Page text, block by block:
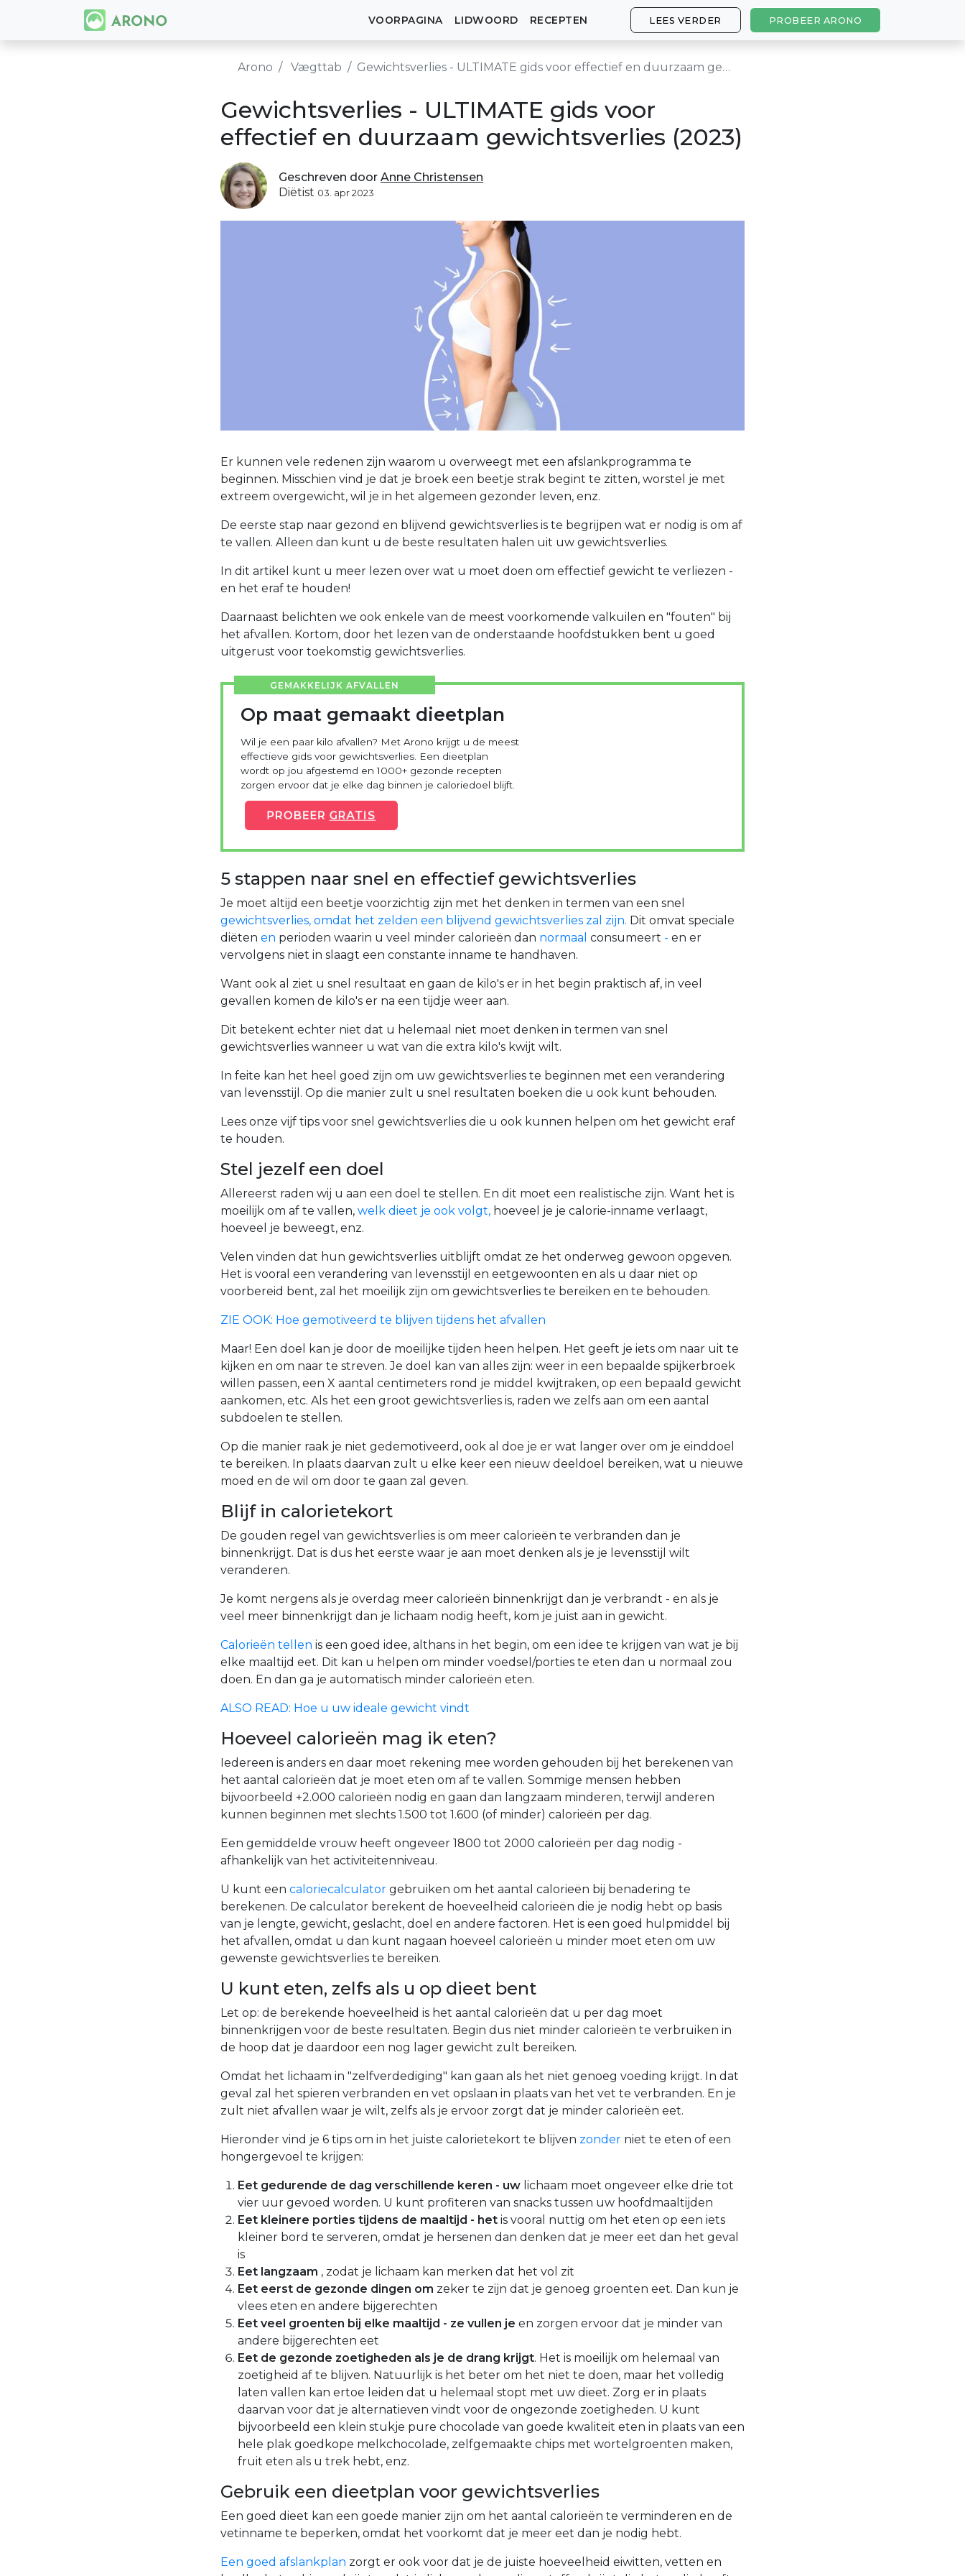
VOORPAGINA LIDWOORD RECEPTEN LEES VERDER PROBEER ARONO
Arono Vægttab Gewichtsverlies - ULTIMATE gids voor effectief en duurzaam gewichtsverlies (2023)
Gewichtsverlies - ULTIMATE gids voor
effectief en duurzaam gewichtsverlies (2023)
Geschreven door Anne Christensen
Diëtist 03. apr 2023
Er kunnen vele redenen zijn waarom u overweegt met een afslankprogramma te
beginnen. Misschien vind je dat je broek een beetje strak begint te zitten, worstel je met
extreem overgewicht, wil je in het algemeen gezonder leven, enz.
De eerste stap naar gezond en blijvend gewichtsverlies is te begrijpen wat er nodig is om af
te vallen. Alleen dan kunt u de beste resultaten halen uit uw gewichtsverlies.
In dit artikel kunt u meer lezen over wat u moet doen om effectief gewicht te verliezen -
en het eraf te houden!
Daarnaast belichten we ook enkele van de meest voorkomende valkuilen en "fouten" bij
het afvallen. Kortom, door het lezen van de onderstaande hoofdstukken bent u goed
uitgerust voor toekomstig gewichtsverlies.
GEMAKKELIJK AFVALLEN
Op maat gemaakt dieetplan
Wil je een paar kilo afvallen? Met Arono krijgt u de meest
effectieve gids voor gewichtsverlies. Een dieetplan
wordt op jou afgestemd en 1000+ gezonde recepten
zorgen ervoor dat je elke dag binnen je caloriedoel blijft.
PROBEER GRATIS
5 stappen naar snel en effectief gewichtsverlies
Je moet altijd een beetje voorzichtig zijn met het denken in termen van een snel
gewichtsverlies, omdat het zelden een blijvend gewichtsverlies zal zijn. Dit omvat speciale
diëten en perioden waarin u veel minder calorieën dan normaal consumeert - en er
vervolgens niet in slaagt een constante inname te handhaven.
Want ook al ziet u snel resultaat en gaan de kilo's er in het begin praktisch af, in veel
gevallen komen de kilo's er na een tijdje weer aan.
Dit betekent echter niet dat u helemaal niet moet denken in termen van snel
gewichtsverlies wanneer u wat van die extra kilo's kwijt wilt.
In feite kan het heel goed zijn om uw gewichtsverlies te beginnen met een verandering
van levensstijl. Op die manier zult u snel resultaten boeken die u ook kunt behouden.
Lees onze vijf tips voor snel gewichtsverlies die u ook kunnen helpen om het gewicht eraf
te houden.
Stel jezelf een doel
Allereerst raden wij u aan een doel te stellen. En dit moet een realistische zijn. Want het is
moeilijk om af te vallen, welk dieet je ook volgt, hoeveel je je calorie-inname verlaagt,
hoeveel je beweegt, enz.
Velen vinden dat hun gewichtsverlies uitblijft omdat ze het onderweg gewoon opgeven.
Het is vooral een verandering van levensstijl en eetgewoonten en als u daar niet op
voorbereid bent, zal het moeilijk zijn om gewichtsverlies te bereiken en te behouden.
ZIE OOK: Hoe gemotiveerd te blijven tijdens het afvallen
Maar! Een doel kan je door de moeilijke tijden heen helpen. Het geeft je iets om naar uit te
kijken en om naar te streven. Je doel kan van alles zijn: weer in een bepaalde spijkerbroek
willen passen, een X aantal centimeters rond je middel kwijtraken, op een bepaald gewicht
aankomen, etc. Als het een groot gewichtsverlies is, raden we zelfs aan om een aantal
subdoelen te stellen.
Op die manier raak je niet gedemotiveerd, ook al doe je er wat langer over om je einddoel
te bereiken. In plaats daarvan zult u elke keer een nieuw deeldoel bereiken, wat u nieuwe
moed en de wil om door te gaan zal geven.
Blijf in calorietekort
De gouden regel van gewichtsverlies is om meer calorieën te verbranden dan je
binnenkrijgt. Dat is dus het eerste waar je aan moet denken als je je levensstijl wilt
veranderen.
Je komt nergens als je overdag meer calorieën binnenkrijgt dan je verbrandt - en als je
veel meer binnenkrijgt dan je lichaam nodig heeft, kom je juist aan in gewicht.
Calorieën tellen is een goed idee, althans in het begin, om een idee te krijgen van wat je bij
elke maaltijd eet. Dit kan u helpen om minder voedsel/porties te eten dan u normaal zou
doen. En dan ga je automatisch minder calorieën eten.
ALSO READ: Hoe u uw ideale gewicht vindt
Hoeveel calorieën mag ik eten?
Iedereen is anders en daar moet rekening mee worden gehouden bij het berekenen van
het aantal calorieën dat je moet eten om af te vallen. Sommige mensen hebben
bijvoorbeeld +2.000 calorieën nodig en gaan dan langzaam minderen, terwijl anderen
kunnen beginnen met slechts 1.500 tot 1.600 (of minder) calorieën per dag.
Een gemiddelde vrouw heeft ongeveer 1800 tot 2000 calorieën per dag nodig -
afhankelijk van het activiteitenniveau.
U kunt een caloriecalculator gebruiken om het aantal calorieën bij benadering te
berekenen. De calculator berekent de hoeveelheid calorieën die je nodig hebt op basis
van je lengte, gewicht, geslacht, doel en andere factoren. Het is een goed hulpmiddel bij
het afvallen, omdat u dan kunt nagaan hoeveel calorieën u minder moet eten om uw
gewenste gewichtsverlies te bereiken.
U kunt eten, zelfs als u op dieet bent
Let op: de berekende hoeveelheid is het aantal calorieën dat u per dag moet
binnenkrijgen voor de beste resultaten. Begin dus niet minder calorieën te verbruiken in
de hoop dat je daardoor een nog lager gewicht zult bereiken.
Omdat het lichaam in "zelfverdediging" kan gaan als het niet genoeg voeding krijgt. In dat
geval zal het spieren verbranden en vet opslaan in plaats van het vet te verbranden. En je
zult niet afvallen waar je wilt, zelfs als je ervoor zorgt dat je minder calorieën eet.
Hieronder vind je 6 tips om in het juiste calorietekort te blijven zonder niet te eten of een
hongergevoel te krijgen:
Eet gedurende de dag verschillende keren - uw lichaam moet ongeveer elke drie tot
vier uur gevoed worden. U kunt profiteren van snacks tussen uw hoofdmaaltijden
Eet kleinere porties tijdens de maaltijd - het is vooral nuttig om het eten op een iets
kleiner bord te serveren, omdat je hersenen dan denken dat je meer eet dan het geval
is
Eet langzaam , zodat je lichaam kan merken dat het vol zit
Eet eerst de gezonde dingen om zeker te zijn dat je genoeg groenten eet. Dan kun je
vlees eten en andere bijgerechten
Eet veel groenten bij elke maaltijd - ze vullen je en zorgen ervoor dat je minder van
andere bijgerechten eet
Eet de gezonde zoetigheden als je de drang krijgt. Het is moeilijk om helemaal van
zoetigheid af te blijven. Natuurlijk is het beter om het niet te doen, maar het volledig
laten vallen kan ertoe leiden dat u helemaal stopt met uw dieet. Zorg er in plaats
daarvan voor dat je alternatieven vindt voor de ongezonde zoetigheden. U kunt
bijvoorbeeld een klein stukje pure chocolade van goede kwaliteit eten in plaats van een
hele plak goedkope melkchocolade, zelfgemaakte chips met wortelgroenten maken,
fruit eten als u trek hebt, enz.
Gebruik een dieetplan voor gewichtsverlies
Een goed dieet kan een goede manier zijn om het aantal calorieën te verminderen en de
vetinname te beperken, omdat het voorkomt dat je meer eet dan je nodig hebt.
Een goed afslankplan zorgt er ook voor dat je de juiste hoeveelheid eiwitten, vetten en